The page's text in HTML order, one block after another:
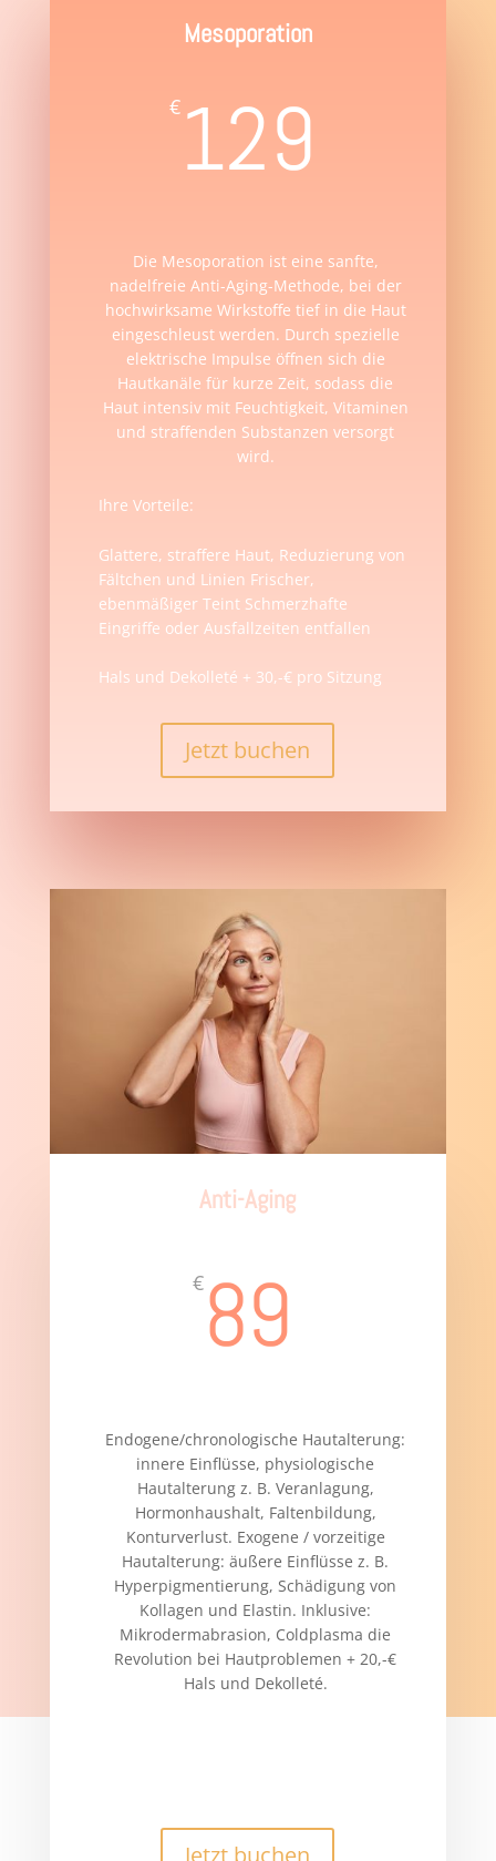
Mesoporation
€129
Die Mesoporation ist eine sanfte,
nadelfreie Anti-Aging-Methode, bei der
hochwirksame Wirkstoffe tief in die Haut
eingeschleust werden. Durch spezielle
elektrische Impulse öffnen sich die
Hautkanäle für kurze Zeit, sodass die
Haut intensiv mit Feuchtigkeit, Vitaminen
und straffenden Substanzen versorgt
wird.
Ihre Vorteile:
Glattere, straffere Haut, Reduzierung von
Fältchen und Linien Frischer,
ebenmäßiger Teint Schmerzhafte
Eingriffe oder Ausfallzeiten entfallen
Hals und Dekolleté + 30,-€ pro Sitzung
Jetzt buchen
Anti-Aging
€89
Endogene/chronologische Hautalterung:
innere Einflüsse, physiologische
Hautalterung z. B. Veranlagung,
Hormonhaushalt, Faltenbildung,
Konturverlust. Exogene / vorzeitige
Hautalterung: äußere Einflüsse z. B.
Hyperpigmentierung, Schädigung von
Kollagen und Elastin. Inklusive:
Mikrodermabrasion, Coldplasma die
Revolution bei Hautproblemen + 20,-€
Hals und Dekolleté.
Jetzt buchen